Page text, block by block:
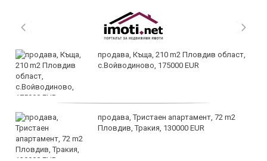
продава, Къща, 210 m2 Пловдив област,
с.Войводиново, 175000 EUR
продава, Тристаен апартамент, 72 m2
Пловдив, Тракия, 130000 EUR